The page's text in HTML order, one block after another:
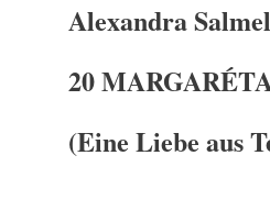
Alexandra
20
(Eine Liebe aus